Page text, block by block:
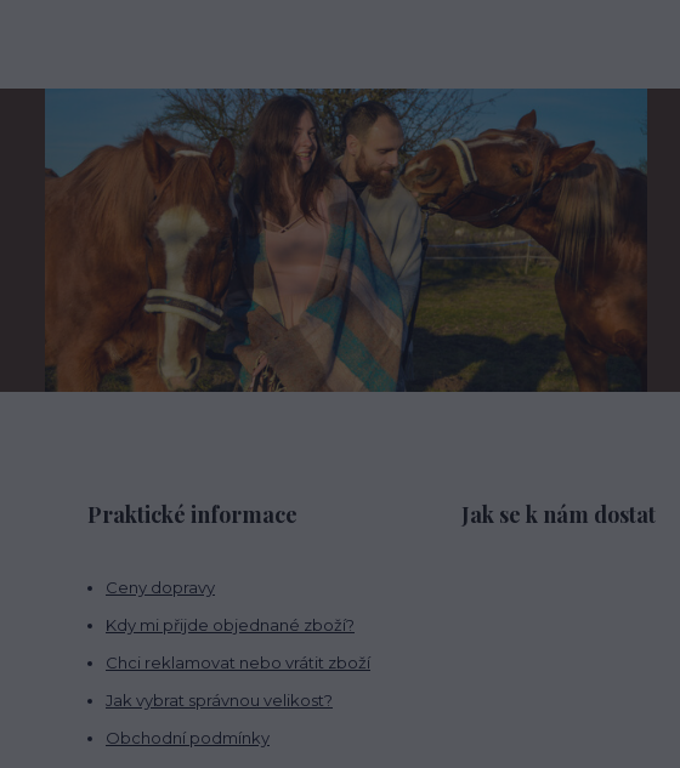
Praktické informace
Ceny dopravy
Kdy mi přijde objednané zboží?
Chci reklamovat nebo vrátit zboží
Jak vybrat správnou velikost?
Obchodní podmínky
Jak se k nám dostat